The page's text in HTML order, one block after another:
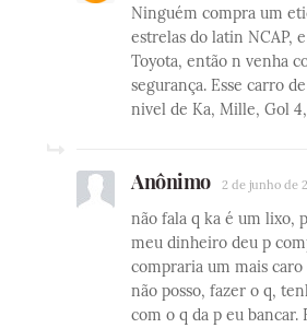
Ninguém compra um
estrelas do latin NCAP,
Toyota, então n venha
segurança. Esse carro
nivel de Ka, Mille, Gol
Anônimo 2 de junho de
não fala q ka é um lixo,
meu dinheiro deu p
compraria um mais
não posso, fazer o q,
com o q da p eu bancar.